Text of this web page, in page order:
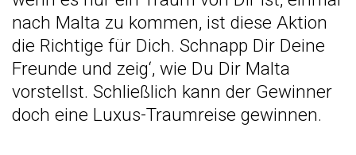
nach Malta zu kommen, ist diese Aktion
die Richtige für Dich. Schnapp Dir Deine
Freunde und zeig‘, wie Du Dir Malta
vorstellst. Schließlich kann der Gewinner
doch eine Luxus-Traumreise gewinnen.